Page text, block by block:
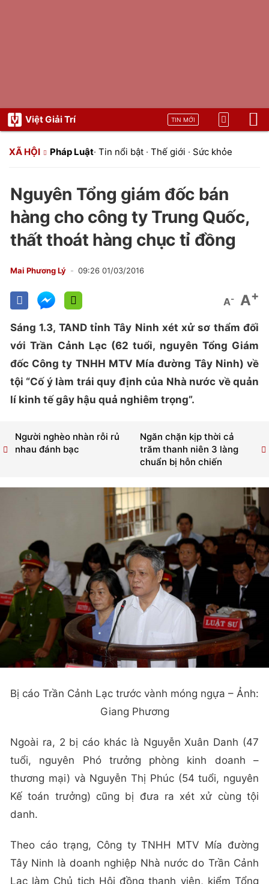
Việt Giải Trí TIN MỚI
XÃ HỘI Pháp Luật· Tin nổi bật · Thế giới · Sức khỏe
Nguyên Tổng giám đốc bán
hàng cho công ty Trung Quốc,
thất thoát hàng chục tỉ đồng
Mai Phương Lý 09:26 01/03/2016
A- A+
Sáng 1.3, TAND tỉnh Tây Ninh xét xử sơ thẩm đối
với Trần Cảnh Lạc (62 tuổi, nguyên Tổng Giám
đốc Công ty TNHH MTV Mía đường Tây Ninh) về
tội “Cố ý làm trái quy định của Nhà nước về quản
lí kinh tế gây hậu quả nghiêm trọng”.
Ngăn chặn kịp thời cả
trăm thanh niên 3 làng
chuẩn bị hỗn chiến
Người nghèo nhàn rỗi rủ
nhau đánh bạc
Bị cáo Trần Cảnh Lạc trước vành móng ngựa – Ảnh:
Giang Phương
Ngoài ra, 2 bị cáo khác là Nguyễn Xuân Danh (47
tuổi, nguyên Phó trưởng phòng kinh doanh –
thương mại) và Nguyễn Thị Phúc (54 tuổi, nguyên
Kế toán trưởng) cũng bị đưa ra xét xử cùng tội
danh.
Theo cáo trạng, Công ty TNHH MTV Mía đường
Tây Ninh là doanh nghiệp Nhà nước do Trần Cảnh
Lạc làm Chủ tịch Hội đồng thanh viên, kiểm Tổng